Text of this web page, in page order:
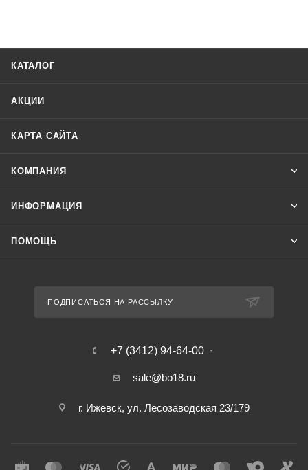
КАТАЛОГ
АКЦИИ
КАРТА САЙТА
КОМПАНИЯ
ИНФОРМАЦИЯ
ПОМОЩЬ
ПОДПИСАТЬСЯ НА РАССЫЛКУ
+7 (3412) 94-64-00
sale@bo18.ru
г. Ижевск, ул. Лесозаводская 23/179